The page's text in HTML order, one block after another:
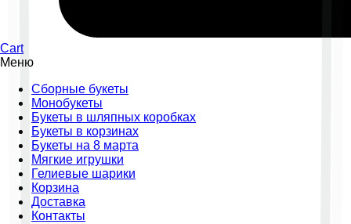
Cart
Меню
Сборные букеты
Монобукеты
Букеты в шляпных коробках
Букеты в корзинах
Букеты на 8 марта
Мягкие игрушки
Гелиевые шарики
Корзина
Доставка
Контакты